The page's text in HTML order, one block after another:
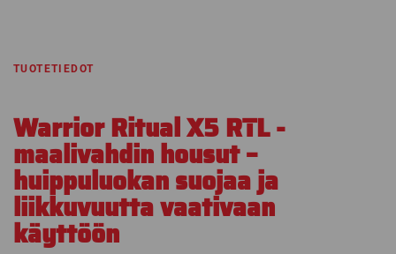
TUOTETIEDOT
Warrior Ritual X5 RTL -
maalivahdin housut –
huippuluokan suojaa ja
liikkuvuutta vaativaan
käyttöön